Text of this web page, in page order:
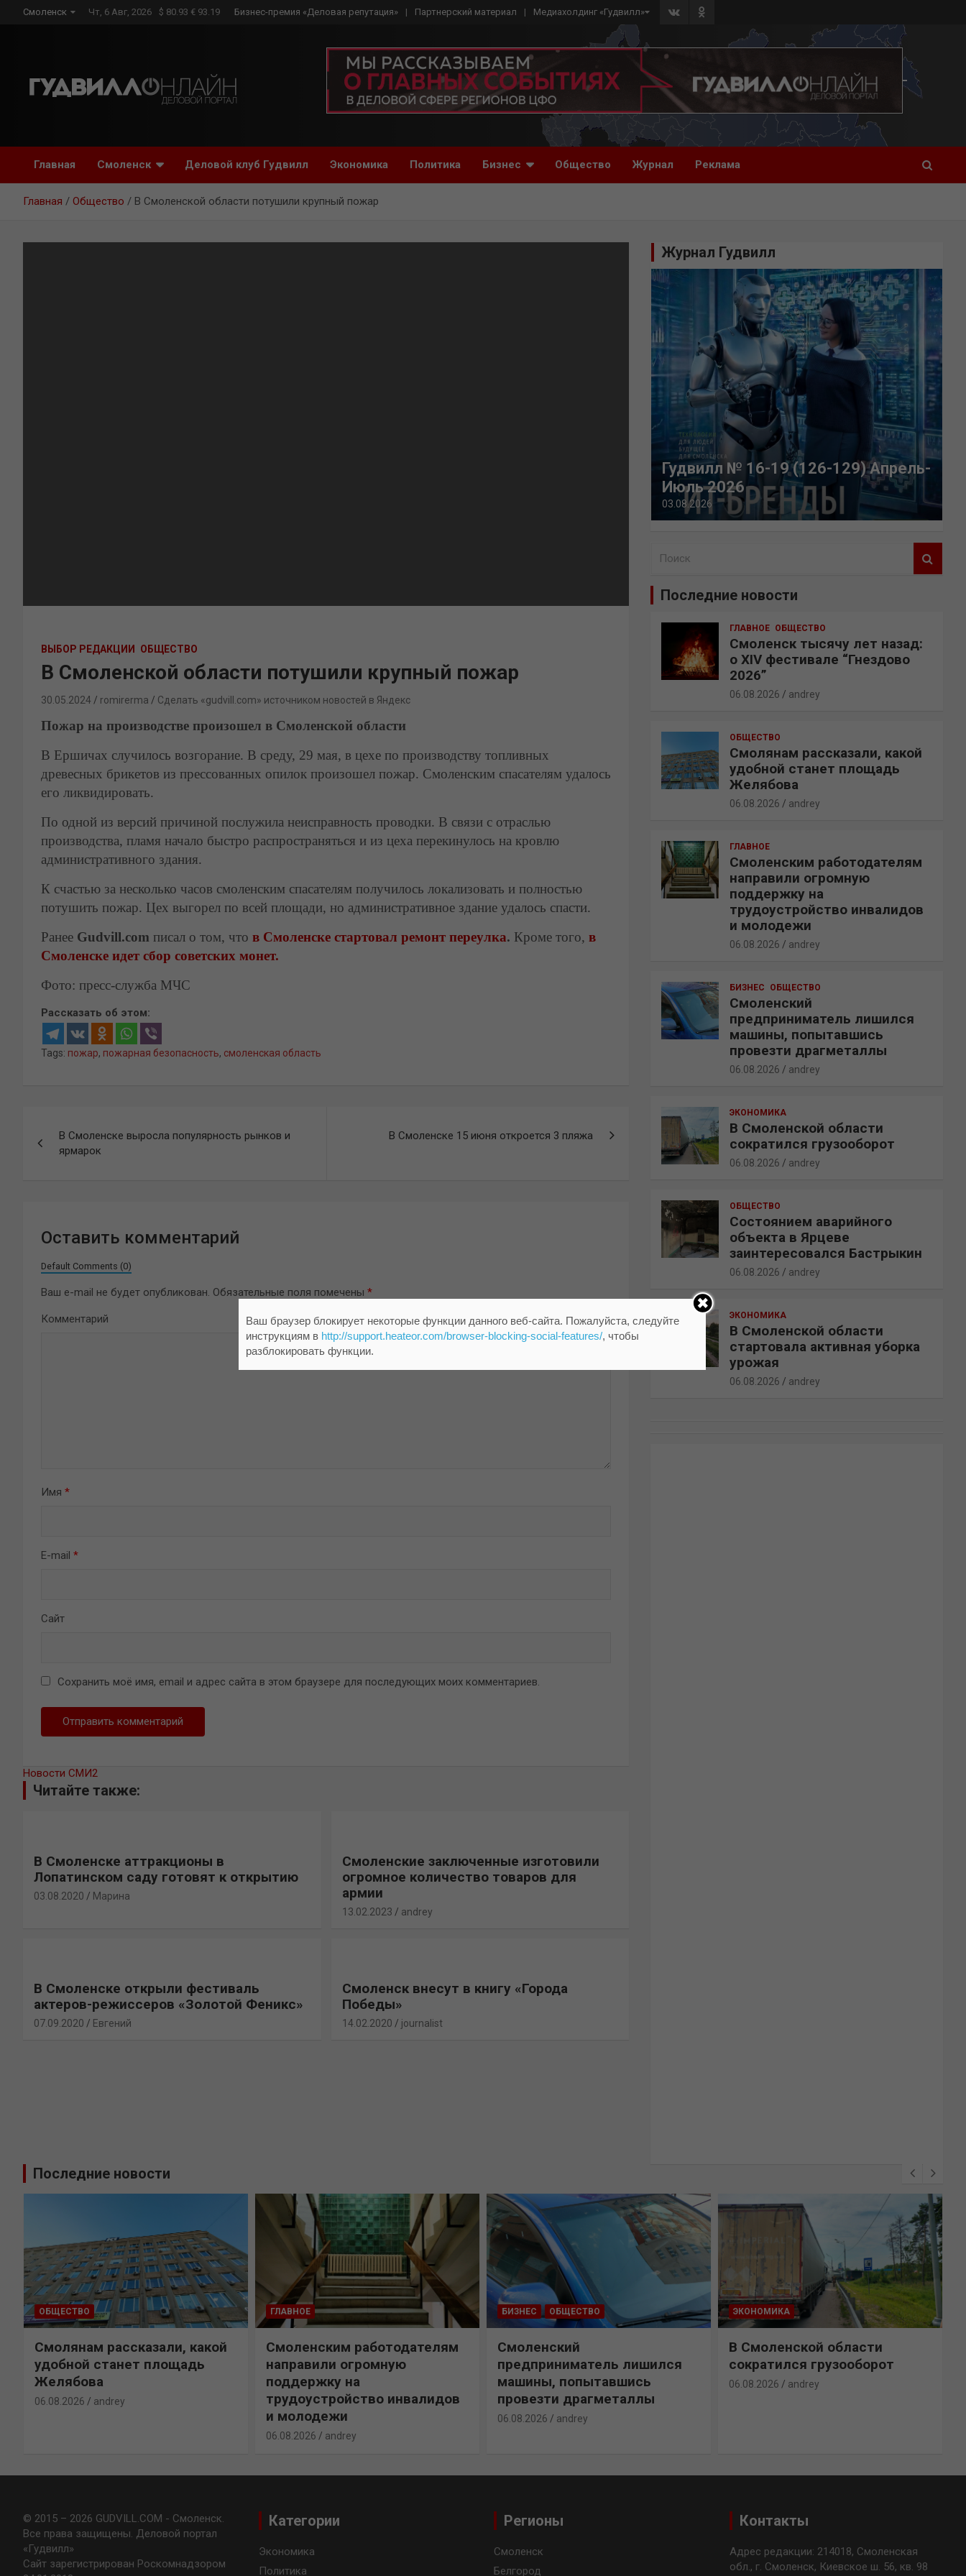
Смоленск Чт, 6 Авг, 2026 $ 80.93 € 93.19 Бизнес-премия «Деловая репутация» Партнерский материал Медиахолдинг «Гудвилл»
Главная Смоленск Деловой клуб Гудвилл Экономика Политика Бизнес Общество Журнал Реклама
Главная Общество В Смоленской области потушили крупный пожар
ВЫБОР РЕДАКЦИИ ОБЩЕСТВО
В Смоленской области потушили крупный пожар
30.05.2024 romirerma Сделать «gudvill.com» источником новостей в Яндекс
Пожар на производстве произошел в Смоленской области
В Ершичах случилось возгорание. В среду, 29 мая, в цехе по производству топливных
древесных брикетов из прессованных опилок произошел пожар. Смоленским спасателям удалось
его ликвидировать.
По одной из версий причиной послужила неисправность проводки. В связи с отраслью
производства, пламя начало быстро распространяться и из цеха перекинулось на кровлю
административного здания.
К счастью за несколько часов смоленским спасателям получилось локализовать и полностью
потушить пожар. Цех выгорел по всей площади, но административное здание удалось спасти.
Ранее Gudvill.com писал о том, что в Смоленске стартовал ремонт переулка. Кроме того, в
Смоленске идет сбор советских монет.
Фото: пресс-служба МЧС
Рассказать об этом:
Tags: пожар, пожарная безопасность, смоленская область
по
В Смоленске выросла популярность рынков и
ярмарок
В Смоленске 15 июня откроется 3 пляжа
Оставить комментарий
Default Comments (0)
Ваш e-mail не будет опубликован. Обязательные поля помечены *
Комментарий
Имя *
E-mail *
Сайт
Сохранить моё имя, email и адрес сайта в этом браузере для последующих моих комментариев.
Новости СМИ2
Читайте также:
В Смоленске аттракционы в
Лопатинском саду готовят к открытию
03.08.2020 Марина
Смоленские заключенные изготовили
огромное количество товаров для
армии
13.02.2023 andrey
В Смоленске открыли фестиваль
актеров-режиссеров «Золотой Феникс»
07.09.2020 Евгений
Смоленск внесут в книгу «Города
Победы»
14.02.2020 journalist
Журнал Гудвилл
Гудвилл № 16-19 (126-129) Апрель-
Июль 2026
03.08.2026
Последние новости
ГЛАВНОЕ ОБЩЕСТВО
Смоленск тысячу лет назад:
о XIV фестивале “Гнездово
2026”
06.08.2026 andrey
ОБЩЕСТВО
Смолянам рассказали, какой
удобной станет площадь
Желябова
06.08.2026 andrey
ГЛАВНОЕ
Смоленским работодателям
направили огромную
поддержку на
трудоустройство инвалидов
и молодежи
06.08.2026 andrey
БИЗНЕС ОБЩЕСТВО
Смоленский
предприниматель лишился
машины, попытавшись
провезти драгметаллы
06.08.2026 andrey
ЭКОНОМИКА
В Смоленской области
сократился грузооборот
06.08.2026 andrey
ОБЩЕСТВО
Состоянием аварийного
объекта в Ярцеве
заинтересовался Бастрыкин
06.08.2026 andrey
ЭКОНОМИКА
В Смоленской области
стартовала активная уборка
урожая
06.08.2026 andrey
Последние новости
ОБЩЕСТВО
Смолянам рассказали, какой
удобной станет площадь
Желябова
06.08.2026 andrey
ГЛАВНОЕ
Смоленским работодателям
направили огромную
поддержку на
трудоустройство инвалидов
и молодежи
06.08.2026 andrey
БИЗНЕС ОБЩЕСТВО
Смоленский
предприниматель лишился
машины, попытавшись
провезти драгметаллы
06.08.2026 andrey
ЭКОНОМИКА
В Смоленской области
сократился грузооборот
06.08.2026 andrey
© 2015 – 2026 GUDVILL.COM - Смоленск.
Все права защищены. Деловой портал
«Гудвилл»
Сайт зарегистрирован Роскомнадзором
Категории
Экономика
Политика
Регионы
Смоленск
Белгород
Контакты
Адрес редакции: 214018, Смоленская
обл., г. Смоленск, Киевское ш. 56, кв. 98
Ваш браузер блокирует некоторые функции данного веб-сайта. Пожалуйста, следуйте
инструкциям в http://support.heateor.com/browser-blocking-social-features/, чтобы
разблокировать функции.